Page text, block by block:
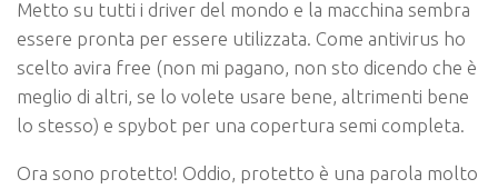
Metto su tutti i driver del mondo e la macchina sembra
essere pronta per essere utilizzata. Come antivirus ho
scelto avira free (non mi pagano, non sto dicendo che è
meglio di altri, se lo volete usare bene, altrimenti bene
lo stesso) e spybot per una copertura semi completa.
Ora sono protetto! Oddio, protetto è una parola molto